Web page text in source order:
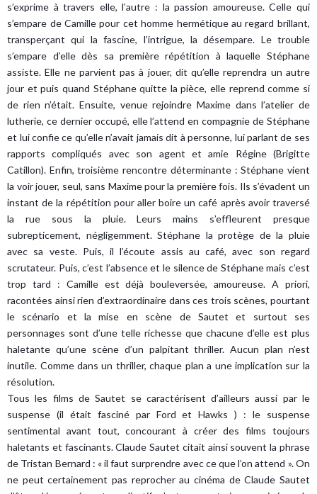
s’exprime à travers elle, l’autre : la passion amoureuse. Celle qui
s’empare de Camille pour cet homme hermétique au regard brillant,
transperçant qui la fascine, l’intrigue, la désempare. Le trouble
s’empare d’elle dès sa première répétition à laquelle Stéphane
assiste. Elle ne parvient pas à jouer, dit qu’elle reprendra un autre
jour et puis quand Stéphane quitte la pièce, elle reprend comme si
de rien n’était. Ensuite, venue rejoindre Maxime dans l’atelier de
lutherie, ce dernier occupé, elle l’attend en compagnie de Stéphane
et lui confie ce qu’elle n’avait jamais dit à personne, lui parlant de ses
rapports compliqués avec son agent et amie Régine (Brigitte
Catillon). Enfin, troisième rencontre déterminante : Stéphane vient
la voir jouer, seul, sans Maxime pour la première fois. Ils s’évadent un
instant de la répétition pour aller boire un café après avoir traversé
la rue sous la pluie. Leurs mains s’effleurent presque
subrepticement, négligemment. Stéphane la protège de la pluie
avec sa veste. Puis, il l’écoute assis au café, avec son regard
scrutateur. Puis, c’est l’absence et le silence de Stéphane mais c’est
trop tard : Camille est déjà bouleversée, amoureuse. A priori,
racontées ainsi rien d’extraordinaire dans ces trois scènes, pourtant
le scénario et la mise en scène de Sautet et surtout ses
personnages sont d’une telle richesse que chacune d’elle est plus
haletante qu’une scène d’un palpitant thriller. Aucun plan n’est
inutile. Comme dans un thriller, chaque plan a une implication sur la
résolution.
Tous les films de Sautet se caractérisent d’ailleurs aussi par le
suspense (il était fasciné par Ford et Hawks ) : le suspense
sentimental avant tout, concourant à créer des films toujours
haletants et fascinants. Claude Sautet citait ainsi souvent la phrase
de Tristan Bernard : « il faut surprendre avec ce que l’on attend ». On
ne peut certainement pas reprocher au cinéma de Claude Sautet